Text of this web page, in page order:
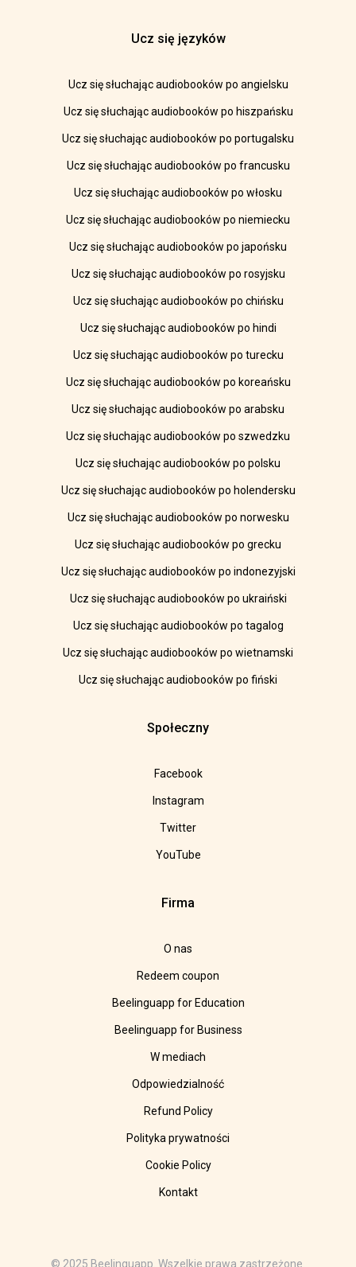
Ucz się języków
Ucz się słuchając audiobooków po angielsku
Ucz się słuchając audiobooków po hiszpańsku
Ucz się słuchając audiobooków po portugalsku
Ucz się słuchając audiobooków po francusku
Ucz się słuchając audiobooków po włosku
Ucz się słuchając audiobooków po niemiecku
Ucz się słuchając audiobooków po japońsku
Ucz się słuchając audiobooków po rosyjsku
Ucz się słuchając audiobooków po chińsku
Ucz się słuchając audiobooków po hindi
Ucz się słuchając audiobooków po turecku
Ucz się słuchając audiobooków po koreańsku
Ucz się słuchając audiobooków po arabsku
Ucz się słuchając audiobooków po szwedzku
Ucz się słuchając audiobooków po polsku
Ucz się słuchając audiobooków po holendersku
Ucz się słuchając audiobooków po norwesku
Ucz się słuchając audiobooków po grecku
Ucz się słuchając audiobooków po indonezyjski
Ucz się słuchając audiobooków po ukraiński
Ucz się słuchając audiobooków po tagalog
Ucz się słuchając audiobooków po wietnamski
Ucz się słuchając audiobooków po fiński
Społeczny
Facebook
Instagram
Twitter
YouTube
Firma
O nas
Redeem coupon
Beelinguapp for Education
Beelinguapp for Business
W mediach
Odpowiedzialność
Refund Policy
Polityka prywatności
Cookie Policy
Kontakt
© 2025 Beelinguapp. Wszelkie prawa zastrzeżone.